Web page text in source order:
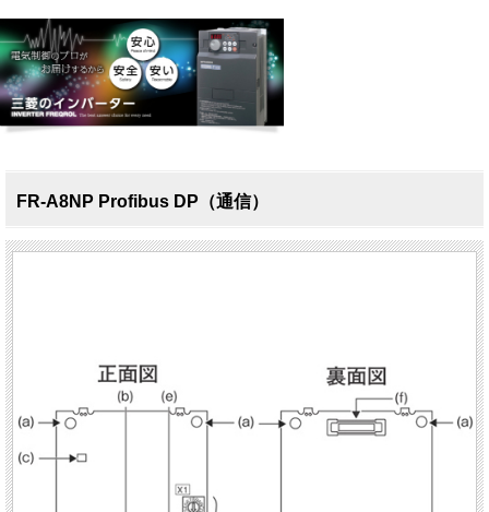
FR-A8NP Profibus DP（通信）